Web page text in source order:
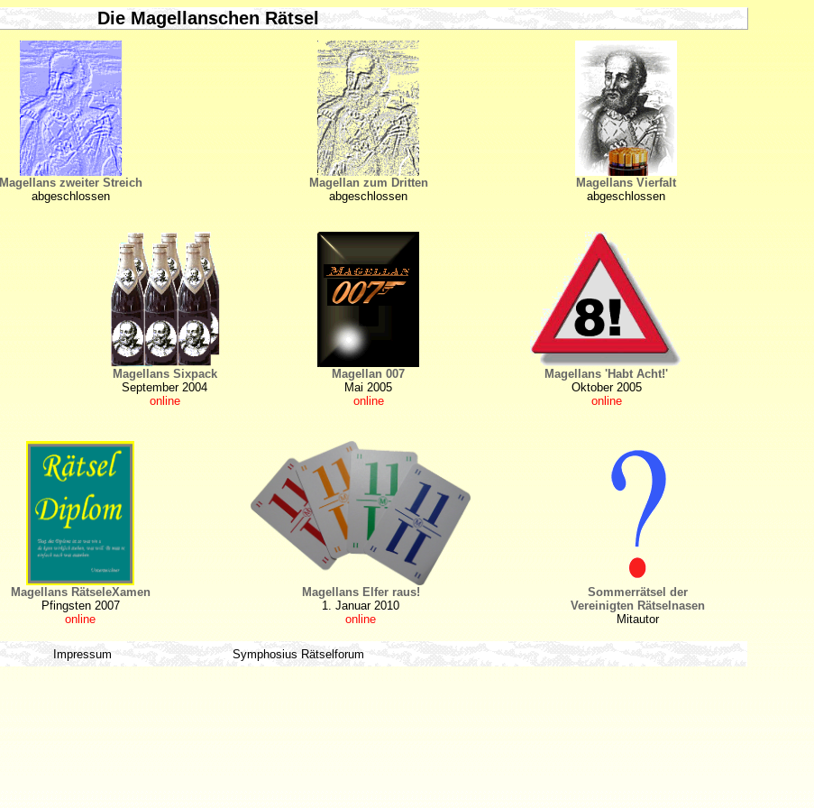
Die Magellanschen Rätsel
Magellans zweiter Streich
abgeschlossen
Magellan zum Dritten
abgeschlossen
Magellans Vierfalt
abgeschlossen
Magellans Sixpack
September 2004
online
Magellan 007
Mai 2005
online
Magellans 'Habt Acht!'
Oktober 2005
online
Magellans RätseleXamen
Pfingsten 2007
online
Magellans Elfer raus!
1. Januar 2010
online
Sommerrätsel der
Vereinigten Rätselnasen
Mitautor
Impressum Symphosius Rätselforum